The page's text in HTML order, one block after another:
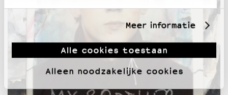
Meer informatie
Alle cookies toestaan
Alleen noodzakelijke cookies